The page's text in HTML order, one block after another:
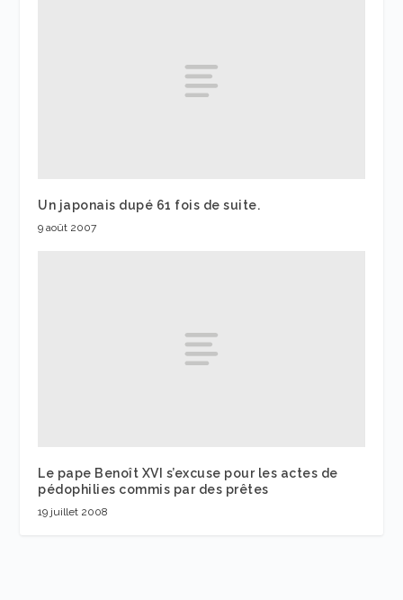
Un japonais dupé 61 fois de suite.
9 août 2007
Le pape Benoît XVI s’excuse pour les actes de
pédophilies commis par des prêtes
19 juillet 2008